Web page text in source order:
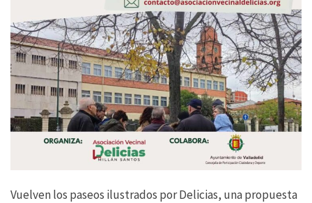
Vuelven los paseos ilustrados por Delicias, una propuesta